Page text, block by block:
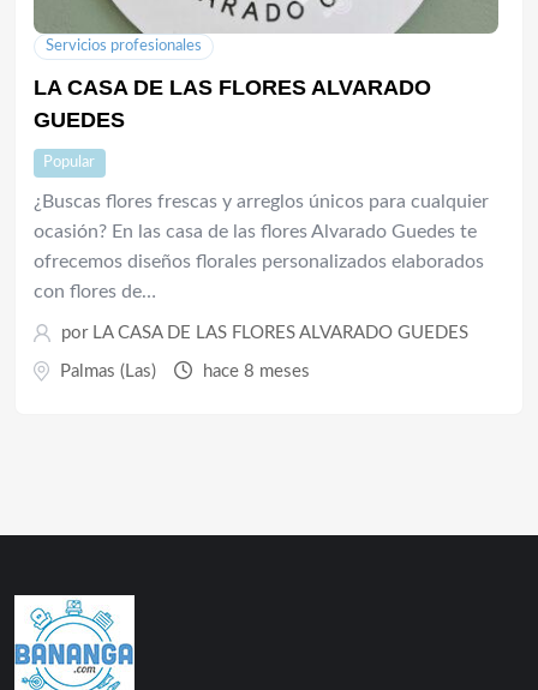
Servicios profesionales
LA CASA DE LAS FLORES ALVARADO
GUEDES
Popular
¿Buscas flores frescas y arreglos únicos para cualquier
ocasión? En las casa de las flores Alvarado Guedes te
ofrecemos diseños florales personalizados elaborados
con flores de…
por LA CASA DE LAS FLORES ALVARADO GUEDES
Palmas (Las) hace 8 meses